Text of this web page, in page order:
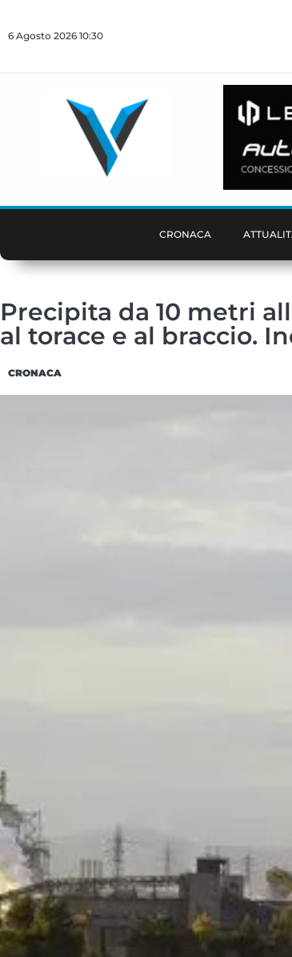
6 Agosto 2026 10:30
CRONACA
Precipita da 10 metri
al torace e al braccio.
CRONACA